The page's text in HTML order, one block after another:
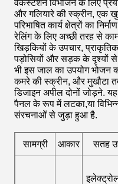
वर्कस्टेशन विभाजन के लिए
और गलियारे की स्क्रीन, एक
परिभाषित कार्य क्षेत्रों का
रेलिंग के लिए अच्छी तरह से
खिड़कियों के उपचार,
पड़ोसियों और सड़क के दृश्यों से
भी इस जाल का उपयोग भोजन
कमरे की स्क्रीन, और मुखौटा
डिजाइन अपील दोनों जोड़ने.
पैनल के रूप में लटका,या विभिन्न
संरचनाओं से जुड़ा हुआ है.
सामग्री आकार सतह